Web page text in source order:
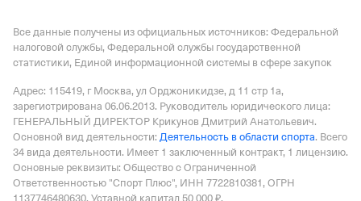
Все данные получены из официальных источников: Федеральной
налоговой службы, Федеральной службы государственной
статистики, Единой информационной системы в сфере закупок
Адрес: 115419, г Москва, ул Орджоникидзе, д 11 стр 1а,
зарегистрирована 06.06.2013. Руководитель юридического лица:
ГЕНЕРАЛЬНЫЙ ДИРЕКТОР Крикунов Дмитрий Анатольевич.
Основной вид деятельности: Деятельность в области спорта. Всего
34 вида деятельности. Имеет 1 заключенный контракт, 1 лицензию.
Основные реквизиты: Общество с Ограниченной
Ответственностью "Спорт Плюс", ИНН 7722810381, ОГРН
1137746480630. Уставной капитал 50 000 ₽.